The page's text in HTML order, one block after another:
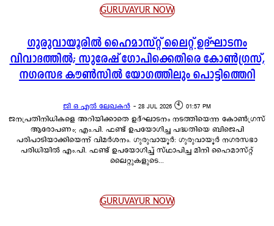
GURUVAYUR NOW
ഗുരുവായൂരിൽ ഹൈമാസ്റ്റ് ലൈറ്റ് ഉദ്ഘാടനം
വിവാദത്തിൽ; സുരേഷ് ഗോപിക്കെതിരെ കോൺഗ്രസ്,
നഗരസഭ കൗൺസിൽ യോഗത്തിലും പൊട്ടിത്തെറി
ജി ഒ എൽ ലേഖകൻ - 28 JUL 2026 🕙 01:57 PM
ജനപ്രതിനിധികളെ അറിയിക്കാതെ ഉദ്ഘാടനം നടത്തിയെന്ന കോൺഗ്രസ്
ആരോപണം; എം.പി. ഫണ്ട് ഉപയോഗിച്ച പദ്ധതിയെ ബിജെപി
പരിപാടിയാക്കിയെന്ന് വിമർശനം. ഗുരുവായൂർ: ഗുരുവായൂർ നഗരസഭാ
പരിധിയിൽ എം.പി. ഫണ്ട് ഉപയോഗിച്ച് സ്ഥാപിച്ച മിനി ഹൈമാസ്റ്റ്
ലൈറ്റുകളുടെ...
GURUVAYUR NOW